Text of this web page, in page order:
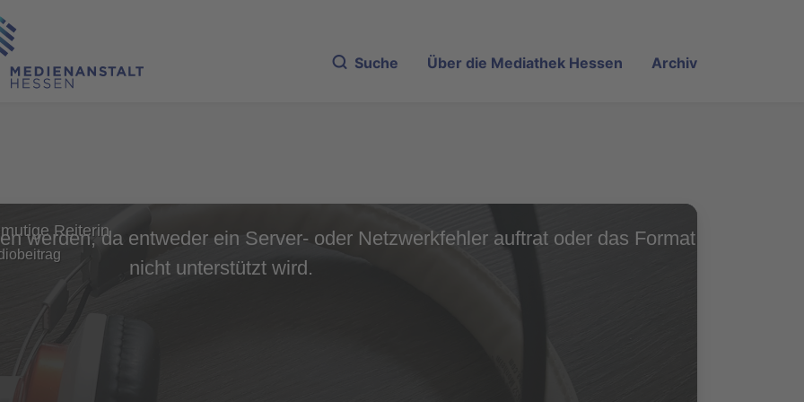
Suche Über die Mediathek Hessen Archiv
werden, da entweder ein Server- oder Netzwerkfehler auftrat oder das Format
nicht unterstützt wird.
Reiterin